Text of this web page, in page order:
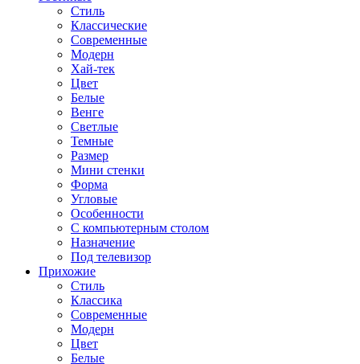
Стиль
Классические
Современные
Модерн
Хай-тек
Цвет
Белые
Венге
Светлые
Темные
Размер
Мини стенки
Форма
Угловые
Особенности
С компьютерным столом
Назначение
Под телевизор
Прихожие
Стиль
Классика
Современные
Модерн
Цвет
Белые